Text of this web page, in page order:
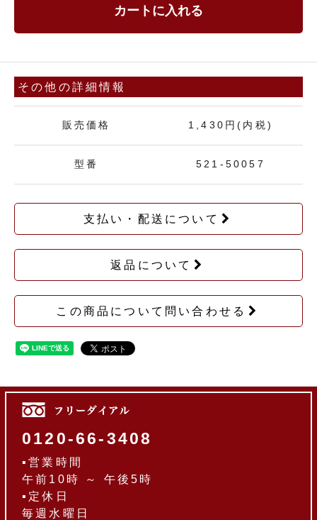
カートに入れる
その他の詳細情報
販売価格 1,430円(内税)
型番 521-50057
支払い・配送について
返品について
この商品について問い合わせる
0120-66-3408
▪営業時間
午前10時 ～ 午後5時
▪定休日
毎週水曜日